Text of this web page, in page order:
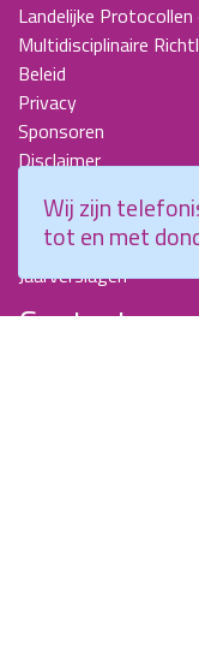
Landelijke Protocollen
Multidisciplinaire
Beleid
Privacy
Sponsoren
Disclaimer
Nieuwsbrieven
KCKZ-specials
Jaarverslagen
Contact
Wij zijn
tot en met